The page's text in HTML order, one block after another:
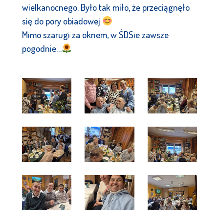
wielkanocnego. Było tak miło, że przeciągnęło
się do pory obiadowej
Mimo szarugi za oknem, w ŚDSie zawsze
pogodnie…